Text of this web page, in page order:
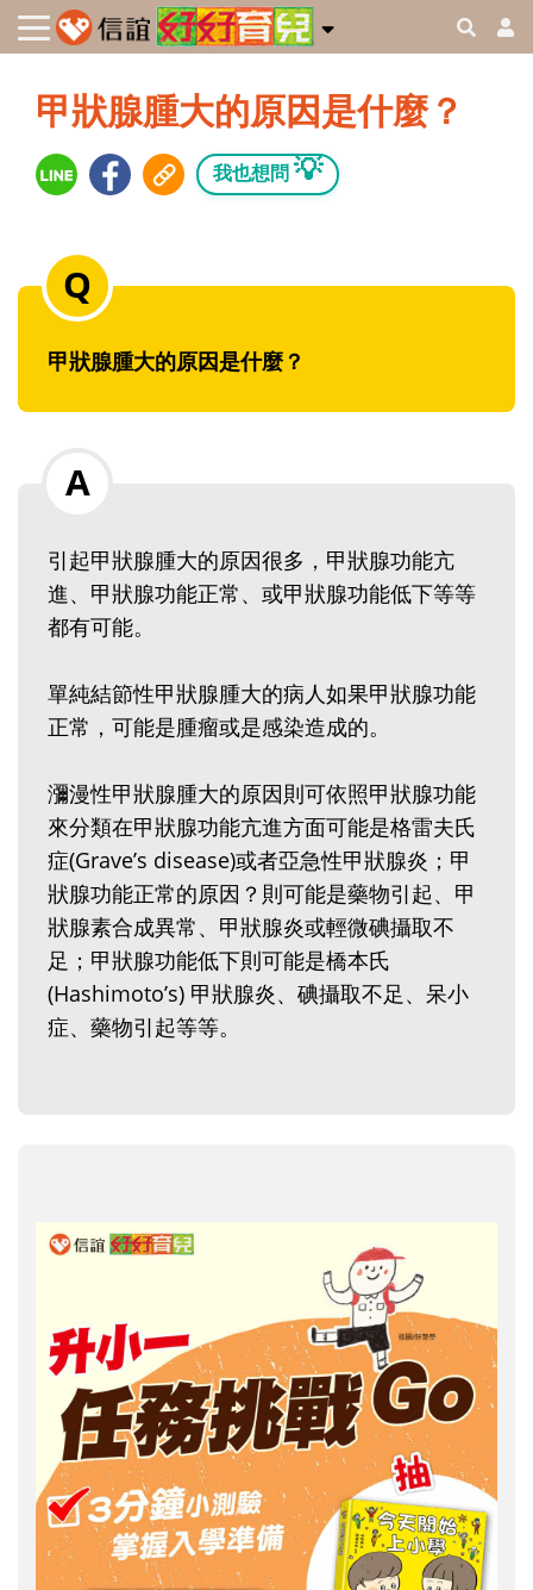
甲狀腺腫大的原因是什麼？
我也想問 💡
甲狀腺腫大的原因是什麼？
引起甲狀腺腫大的原因很多，甲狀腺功能亢
進、甲狀腺功能正常、或甲狀腺功能低下等等
都有可能。
單純結節性甲狀腺腫大的病人如果甲狀腺功能
正常，可能是腫瘤或是感染造成的。
瀰漫性甲狀腺腫大的原因則可依照甲狀腺功能
來分類在甲狀腺功能亢進方面可能是格雷夫氏
症(Grave’s disease)或者亞急性甲狀腺炎；甲
狀腺功能正常的原因？則可能是藥物引起、甲
狀腺素合成異常、甲狀腺炎或輕微碘攝取不
足；甲狀腺功能低下則可能是橋本氏
(Hashimoto’s) 甲狀腺炎、碘攝取不足、呆小
症、藥物引起等等。